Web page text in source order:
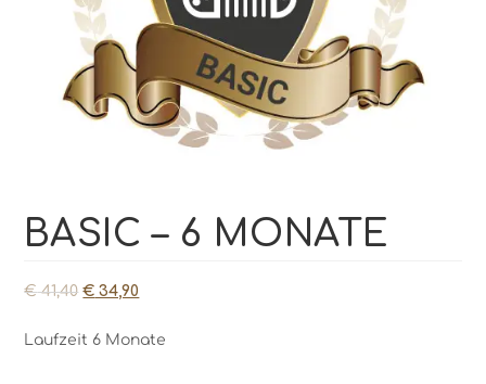
BASIC – 6 MONATE
€41,40 € 34,90
Laufzeit 6 Monate